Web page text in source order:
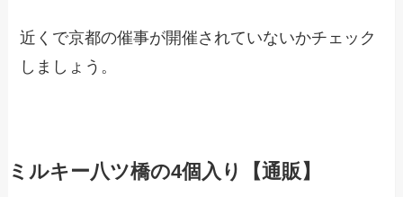
近くで京都の催事が開催されていないかチェック
しましょう。
ミルキー八ツ橋の4個入り【通販】